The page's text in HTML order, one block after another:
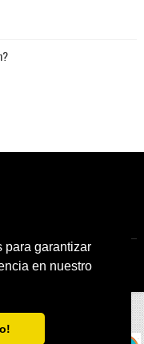
para garantizar
en nuestro
Filosófica Víctor Salmerón